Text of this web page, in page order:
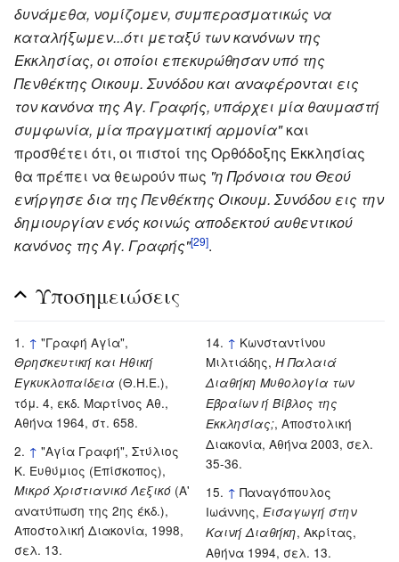
δυνάμεθα, νομίζομεν, συμπερασματικώς να
καταλήξωμεν...ότι μεταξύ των κανόνων της
Εκκλησίας, οι οποίοι επεκυρώθησαν υπό της
Πενθέκτης Οικουμ. Συνόδου και αναφέρονται εις
τον κανόνα της Αγ. Γραφής, υπάρχει μία θαυμαστή
συμφωνία, μία πραγματική αρμονία"και
προσθέτει ότι, οι πιστοί της Ορθόδοξης Εκκλησίας
θα πρέπει να θεωρούν πως "η Πρόνοια του Θεού
ενήργησε δια της Πενθέκτης Οικουμ. Συνόδου εις την
δημιουργίαν ενός κοινώς αποδεκτού αυθεντικού
κανόνος της Αγ. Γραφής"[29].
Υποσημειώσεις
↑ "Γραφή Αγία",
Θρησκευτική και Ηθική
Εγκυκλοπαίδεια (Θ.Η.Ε.),
τόμ. 4, εκδ. Μαρτίνος Αθ.,
Αθήνα 1964, στ. 658.
↑ "Αγία Γραφή", Στύλιος
Κ. Ευθύμιος (Επίσκοπος),
Μικρό Χριστιανικό Λεξικό (Α'
ανατύπωση της 2ης έκδ.),
Αποστολική Διακονία, 1998,
σελ. 13.
↑ Κωνσταντίνου
Μιλτιάδης,Η Παλαιά
Διαθήκη Μυθολογία των
Εβραίων ή Βίβλος της
Εκκλησίας;, Αποστολική
Διακονία, Αθήνα 2003, σελ.
35-36.
↑ Παναγόπουλος
Ιωάννης,Εισαγωγή στην
Καινή Διαθήκη, Ακρίτας,
Αθήνα 1994, σελ. 13.